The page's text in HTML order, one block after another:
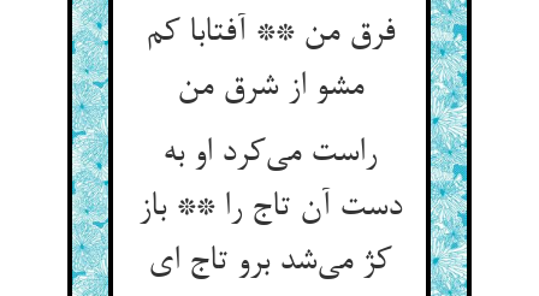
فرق من ** آفتابا کم
مشو از شرق من
راست می‌کرد او به
دست آن تاج را ** باز
کژ می‌شد برو تاج ای